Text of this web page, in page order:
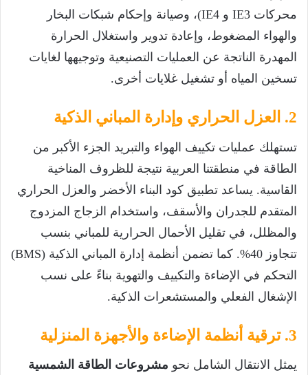
محركات IE3 و IE4)، وصيانة وإحكام شبكات البخار
والهواء المضغوط، وإعادة تدوير واستغلال الحرارة
المهدرة الناتجة عن العمليات التصنيعية وتوجيهها لغايات
تسخين المياه أو تشغيل غلايات أخرى.
2. العزل الحراري وإدارة المباني الذكية
تستهلك عمليات تكييف الهواء والتبريد الجزء الأكبر من
الطاقة في منطقتنا العربية نتيجة للظروف المناخية
القاسية. يساعد تطبيق كود البناء الأخضر والعزل الحراري
المتقدم للجدران والأسقف، واستخدام الزجاج المزدوج
والمظلل، في تقليل الأحمال الحرارية للمباني بنسب
تتجاوز 40%. كما تضمن أنظمة إدارة المباني الذكية (
BMS
)
التحكم في الإضاءة والتكييف والتهوية بناءً على نسب
الإشغال الفعلي والمستشعرات الذكية.
3. ترقية أنظمة الإضاءة والأجهزة المنزلية
يمثل الانتقال الشامل نحو مشروعات الطاقة الشمسية